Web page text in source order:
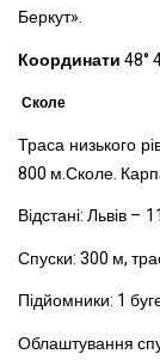
Беркут».
Координати48°
Сколе
Траса низького
800 м.Сколе.
Відстані: Львів –
Спуски: 300 м,
Підйомники: 1
Облаштування